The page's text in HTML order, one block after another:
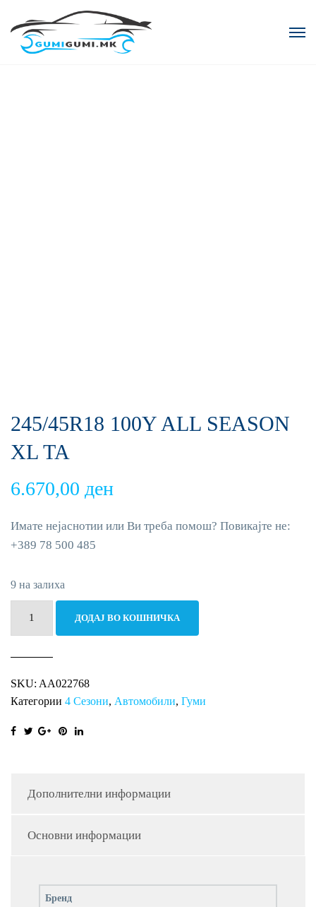
245/45R18 100Y ALL SEASON
XL TA
6.670,00 ден
Имате нејаснотии или Ви треба помош? Повикајте не:
+389 78 500 485
9 на залиха
XL
TA
количина
ДОДАЈ ВО КОШНИЧКА
SKU: AA022768
Категории 4 Сезони, Автомобили, Гуми
Дополнителни информации
Основни информации
Бренд